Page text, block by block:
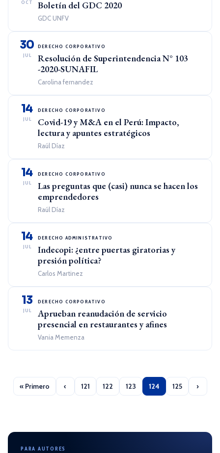
OCT Boletín del GDC 2020
GDC UNFV
30
JUL
DERECHO CORPORATIVO
Resolución de Superintendencia N° 103
-2020-SUNAFIL
Carolina fernandez
14
JUL
DERECHO CORPORATIVO
Covid-19 y M&A en el Perú: Impacto,
lectura y apuntes estratégicos
Raúl Díaz
14
JUL
DERECHO CORPORATIVO
Las preguntas que (casi) nunca se hacen los
emprendedores
Raúl Díaz
14
JUL
DERECHO ADMINISTRATIVO
Indecopi: ¿entre puertas giratorias y
presión política?
Carlos Martinez
13
JUL
DERECHO CORPORATIVO
Aprueban reanudación de servicio
presencial en restaurantes y afines
Vania Memenza
« Primero ‹ 121 122 123 124 125 ›
PARA AUTORES